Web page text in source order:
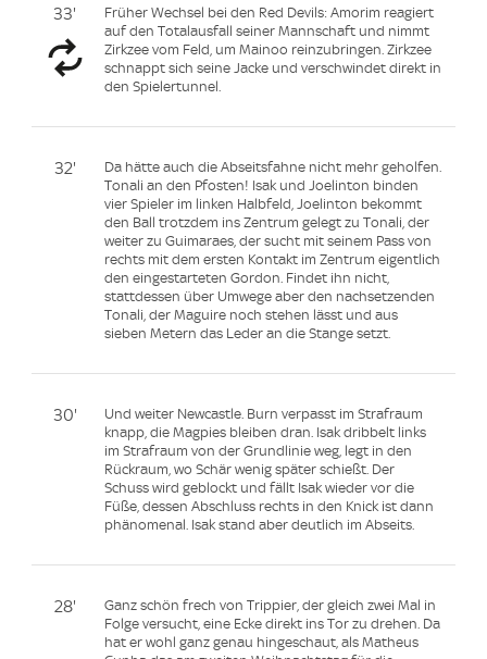
33'
Früher Wechsel bei den Red Devils: Amorim reagiert
auf den Totalausfall seiner Mannschaft und nimmt
Zirkzee vom Feld, um Mainoo reinzubringen. Zirkzee
schnappt sich seine Jacke und verschwindet direkt in
den Spielertunnel.
32'
Da hätte auch die Abseitsfahne nicht mehr geholfen.
Tonali an den Pfosten! Isak und Joelinton binden
vier Spieler im linken Halbfeld, Joelinton bekommt
den Ball trotzdem ins Zentrum gelegt zu Tonali, der
weiter zu Guimaraes, der sucht mit seinem Pass von
rechts mit dem ersten Kontakt im Zentrum eigentlich
den eingestarteten Gordon. Findet ihn nicht,
stattdessen über Umwege aber den nachsetzenden
Tonali, der Maguire noch stehen lässt und aus
sieben Metern das Leder an die Stange setzt.
30'
Und weiter Newcastle. Burn verpasst im Strafraum
knapp, die Magpies bleiben dran. Isak dribbelt links
im Strafraum von der Grundlinie weg, legt in den
Rückraum, wo Schär wenig später schießt. Der
Schuss wird geblockt und fällt Isak wieder vor die
Füße, dessen Abschluss rechts in den Knick ist dann
phänomenal. Isak stand aber deutlich im Abseits.
28'
Ganz schön frech von Trippier, der gleich zwei Mal in
Folge versucht, eine Ecke direkt ins Tor zu drehen. Da
hat er wohl ganz genau hingeschaut, als Matheus